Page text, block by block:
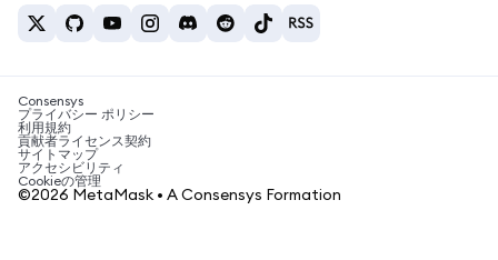
お問い合わせ
ETH→USDT
USDTの購入
SHIBの購入
BNBの購入
税制関連ニュース
暗号資産の購入方法は？
ビットコインを売るには？
Consensys
プライバシー ポリシー
利用規約
貢献者ライセンス契約
サイトマップ
アクセシビリティ
Cookieの管理
©2026 MetaMask • A Consensys Formation